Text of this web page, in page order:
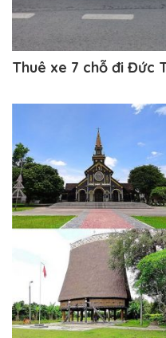
Thuê xe 7 chỗ đi Đức